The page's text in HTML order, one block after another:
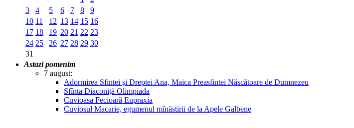
3
4 5 6 7 8
9
10 11 12 13 14 15 16
17 18 19 20 21 22 23
24 25 26 27 28 29 30
31
Astazi pomenim
7 august:
Adormirea Sfintei şi Dreptei Ana, Maica Preasfintei Născătoare de Dumnezeu
Sfînta Diaconiţă Olimpiada
Cuvioasa Fecioară Eupraxia
Cuviosul Macarie, egumenul mînăstirii de la Apele Galbene